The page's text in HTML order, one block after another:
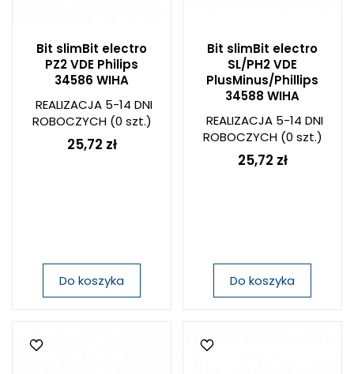
Bit slimBit electro
PZ2 VDE Philips
34586 WIHA
REALIZACJA 5-14 DNI
ROBOCZYCH(0 szt.)
25,72 zł
Do koszyka
Bit slimBit electro
SL/PH2 VDE
PlusMinus/Phillips
34588 WIHA
REALIZACJA 5-14 DNI
ROBOCZYCH(0 szt.)
25,72 zł
Do koszyka